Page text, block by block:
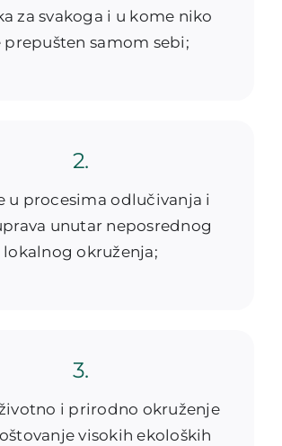
za svakoga i u kome niko
prepušten samom sebi;
2.
u procesima odlučivanja i
unutar neposrednog
lokalnog okruženja;
3.
i prirodno okruženje
visokih ekoloških